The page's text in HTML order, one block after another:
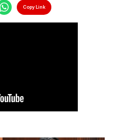
Copy Link